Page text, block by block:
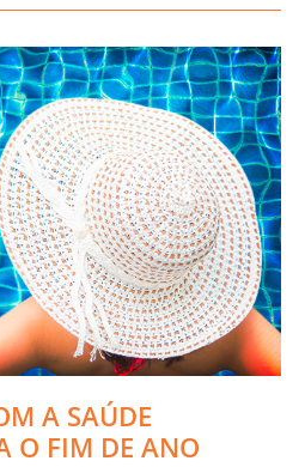
A SAÚDE
O FIM DE ANO